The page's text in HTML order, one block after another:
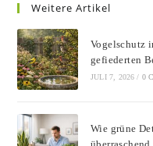
Weitere Artikel
Vogelschutz
gefiederten
JULI 7, 2026 / 0
Wie grüne